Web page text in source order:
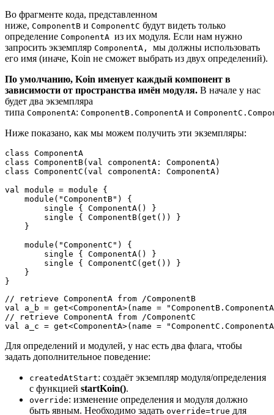
Во фрагменте кода, представленном
ниже, ComponentB и ComponentC будут видеть только
определение ComponentA из их модуля. Если нам нужно
запросить экземпляр ComponentA, мы должны использовать
его имя (иначе, Koin не сможет выбрать из двух определений).
По умолчанию, Koin именует каждый компонент в
зависимости от пространства имён модуля. В начале у нас
будет два экземпляра
типа ComponentA: ComponentB.ComponentA и
Ниже показано, как мы можем получить эти экземпляры:
class ComponentA
class ComponentB(val componentA: ComponentA)
class ComponentC(val componentA: ComponentA)
val module = module {
    module("ComponentB") {
        single { ComponentA() }
        single { ComponentB(get()) }
    }
    module("ComponentC") {
        single { ComponentA() }
        single { ComponentC(get()) }
    }
}
// retrieve ComponentA from /ComponentB
val a_b = get<ComponentA>(name =
// retrieve ComponentA from /ComponentC
val a_c = get<ComponentA>(name =
Для определений и модулей, у нас есть два флага, чтобы
задать дополнительное поведение:
createdAtStart: создаёт экземпляр модуля/определения
с функцией startKoin().
override: изменение определения и модуля должно
быть явным. Необходимо задать override=true для